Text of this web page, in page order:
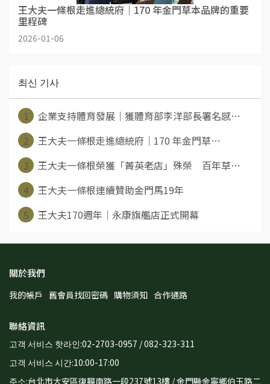
王大夫一條根走進總統府｜170 年金門草本品牌的重要
里程碑
2026-01-06
최신 기사
1
企業支持體育發展｜獲體育部李洋部長署名感⋯
2
王大夫一條根走進總統府｜170 年金門草⋯
3
王大夫一條根榮獲「菁英老店」殊榮 百年草⋯
4
王大夫一條根連續贊助金門馬19年
5
王大夫170週年｜永康旗艦店正式開幕
關於我們
我的帳戶 舊會員找回密碼 購物須知 合作通路
聯絡資訊
고객 서비스 핫라인:02-2703-0957 / 082-323-311
고객 서비스 시간:10:00-17:00
주소:台北市大安區復興南路一段237號13樓 / 金門縣金寧鄉伯玉路二